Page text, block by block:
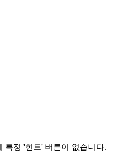
특정 '힌트' 버튼이 없습니다.